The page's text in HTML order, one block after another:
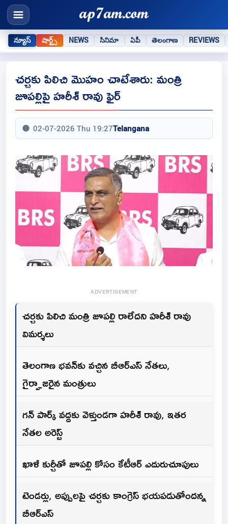
న్యూస్ షార్ట్స్ NEWS సినిమా ఏపీ తెలంగాణ REVIEWS
చర్చకు పిలిచి మొహం చాటేశారు: మంత్రి
జూపల్లిపై హరీశ్ రావు ఫైర్
02-07-2026 Thu 19:27Telangana
ADVERTISEMENT
చర్చకు పిలిచి మంత్రి జూపల్లి రాలేదని హరీశ్ రావు
విమర్శలు
తెలంగాణ భవన్‌కు వచ్చిన బీఆర్ఎస్ నేతలు,
గైర్హాజరైన మంత్రులు
గన్ పార్క్ వద్దకు వెళ్తుండగా హరీశ్ రావు, ఇతర
నేతల అరెస్ట్
ఖాళీ కుర్చీతో జూపల్లి కోసం కేటీఆర్ ఎదురుచూపులు
టెండర్లు, అప్పులపై చర్చకు కాంగ్రెస్ భయపడుతోందన్న
బీఆర్ఎస్